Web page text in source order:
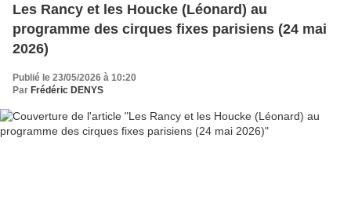
Les Rancy et les Houcke (Léonard) au
programme des cirques fixes parisiens (24 mai
2026)
Publié le 23/05/2026 à 10:20
Par Frédéric DENYS